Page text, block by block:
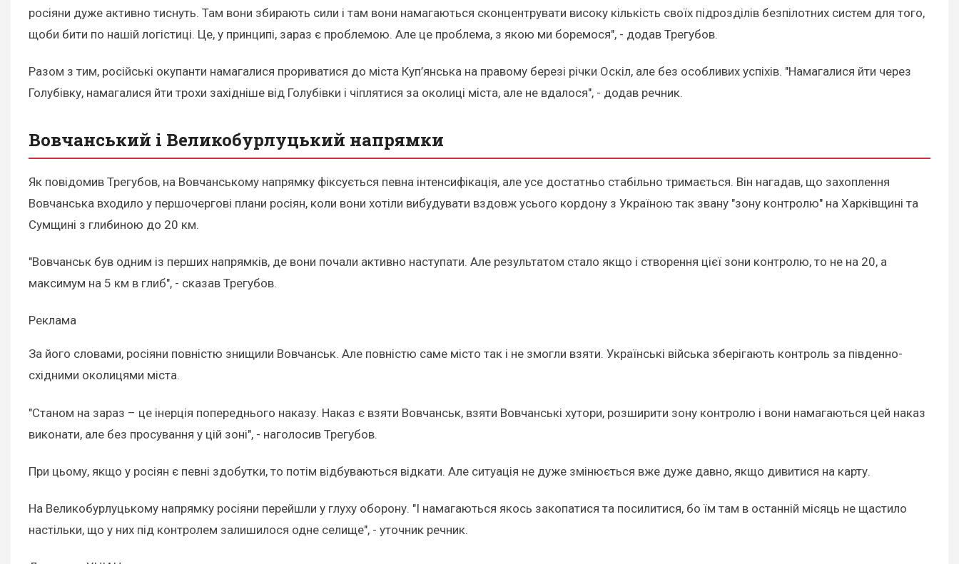
росіяни дуже активно тиснуть. Там вони збирають сили і там вони намагаються сконцентрувати високу кількість своїх підрозділів безпілотних систем для того,
щоби бити по нашій логістиці. Це, у принципі, зараз є проблемою. Але це проблема, з якою ми боремося", - додав Трегубов.
Разом з тим, російські окупанти намагалися прориватися до міста Куп’янська на правому березі річки Оскіл, але без особливих успіхів. "Намагалися йти через
Голубівку, намагалися йти трохи західніше від Голубівки і чіплятися за околиці міста, але не вдалося", - додав речник.
Вовчанський і Великобурлуцький напрямки
Як повідомив Трегубов, на Вовчанському напрямку фіксується певна інтенсифікація, але усе достатньо стабільно тримається. Він нагадав, що захоплення
Вовчанська входило у першочергові плани росіян, коли вони хотіли вибудувати вздовж усього кордону з Україною так звану "зону контролю" на Харківщині та
Сумщині з глибиною до 20 км.
"Вовчанськ був одним із перших напрямків, де вони почали активно наступати. Але результатом стало якщо і створення цієї зони контролю, то не на 20, а
максимум на 5 км в глиб", - сказав Трегубов.
Реклама
За його словами, росіяни повністю знищили Вовчанськ. Але повністю саме місто так і не змогли взяти. Українські війська зберігають контроль за південно-
східними околицями міста.
"Станом на зараз – це інерція попереднього наказу. Наказ є взяти Вовчанськ, взяти Вовчанські хутори, розширити зону контролю і вони намагаються цей наказ
виконати, але без просування у цій зоні", - наголосив Трегубов.
При цьому, якщо у росіян є певні здобутки, то потім відбуваються відкати. Але ситуація не дуже змінюється вже дуже давно, якщо дивитися на карту.
На Великобурлуцькому напрямку росіяни перейшли у глуху оборону. "І намагаються якось закопатися та посилитися, бо їм там в останній місяць не щастило
настільки, що у них під контролем залишилося одне селище", - уточник речник.